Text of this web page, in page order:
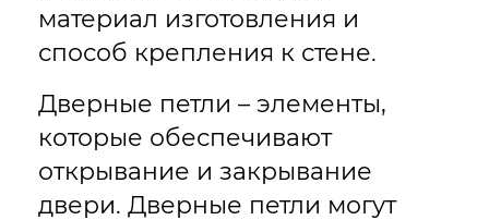
материал изготовления и
способ крепления к стене.
Дверные петли – элементы,
которые обеспечивают
открывание и закрывание
двери. Дверные петли могут